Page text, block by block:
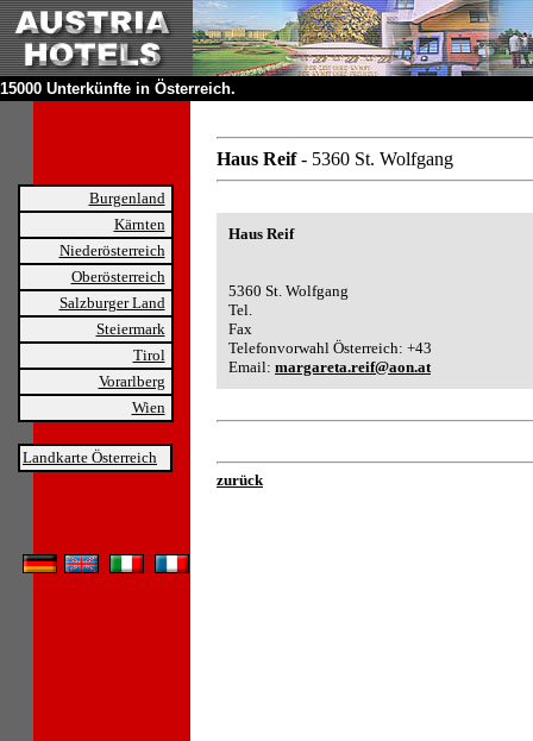
15000 Unterkünfte in Österreich.
Burgenland
Kärnten
Niederösterreich
Oberösterreich
Salzburger Land
Steiermark
Tirol
Vorarlberg
Wien
Landkarte Österreich
Haus Reif- 5360 St. Wolfgang
Haus Reif
5360 St. Wolfgang
Tel.
Fax
Telefonvorwahl Österreich: +43
Email: margareta.reif@aon.at
zurück